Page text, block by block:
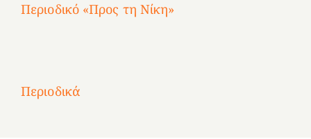
Περιοδικό «Προς τη Νίκη»
Περιοδικά
1821
Δεκέμβριος
2023!
Μάιος
2023!
Μάρτιος
2023!